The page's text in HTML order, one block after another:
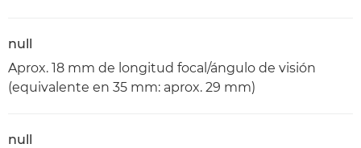
null
Aprox. 18 mm de longitud focal/ángulo de visión
(equivalente en 35 mm: aprox. 29 mm)
null